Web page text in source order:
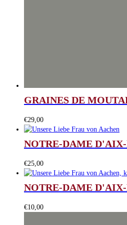
GRAINES DE
€29,00
NOTRE-DAME
€25,00
NOTRE-DAME
€10,00